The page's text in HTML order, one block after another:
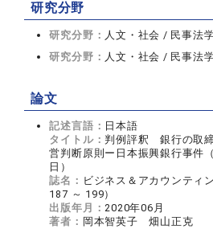
研究分野
研究分野： 人文・社会 / 民事法
研究分野： 人文・社会 / 民事法
論文
記述言語： 日本語
タイトル： 判例評釈 銀行の取
営判断原則ー日本振興銀行事件
日）
誌名： ビジネス＆アカウンティ
187 ～ 199）
出版年月：2020年06月
著者： 岡本智英子 畑山正克